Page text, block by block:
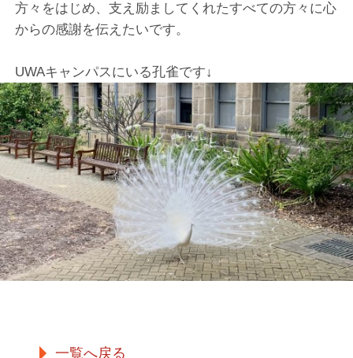
方々をはじめ、支え励ましてくれたすべての方々に心
からの感謝を伝えたいです。
UWAキャンパスにいる孔雀です↓
一覧へ戻る